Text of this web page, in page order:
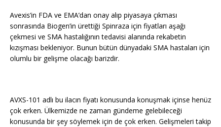
Avexis’in FDA ve EMA’dan onay alıp piyasaya çıkması
sonrasında Biogen’in ürettiği Spinraza için fiyatları aşağı
çekmesi ve SMA hastalığının tedavisi alanında rekabetin
kızışması bekleniyor. Bunun bütün dünyadaki SMA hastaları için
olumlu bir gelişme olacağı barizdir.
AVXS-101 adlı bu ilacın fiyatı konusunda konuşmak içinse henüz
çok erken. Ülkemizde ne zaman gündeme gelebileceği
konusunda bir şey söylemek için de çok erken. Gelişmeleri takip